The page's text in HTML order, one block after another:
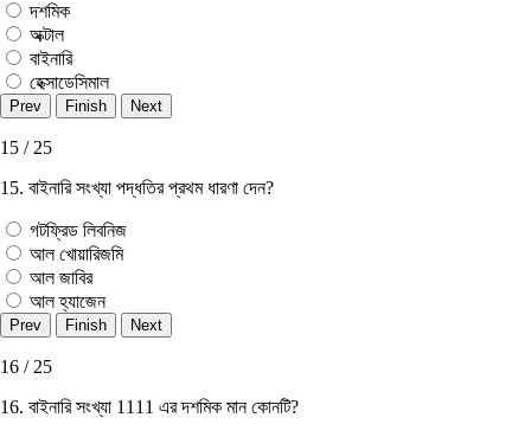
দশমিক
অক্টাল
বাইনারি
হেক্সাডেসিমাল
15 / 25
15. বাইনারি সংখ্যা পদ্ধতির প্রথম ধারণা দেন?
গটফ্রিড লিবনিজ
আল খােয়ারিজমি
আল জাবির
আল হ্যাজেন
16 / 25
16. বাইনারি সংখ্যা 1111 এর দশমিক মান কোনটি?